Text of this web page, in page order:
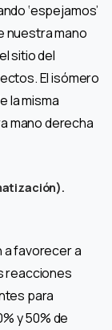
‘espejamos’
nuestra mano
sitio del
El isómero
la misma
mano derecha
a favorecer a
reacciones
para
y 50% de